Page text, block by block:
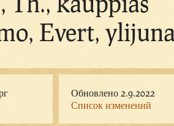
Evert,
Обновлено 2.9.2022
Список изменений